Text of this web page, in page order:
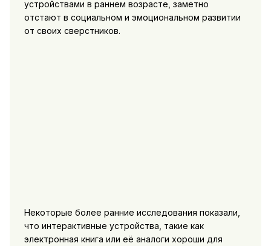
устройствами в раннем возрасте, заметно
отстают в социальном и эмоциональном развитии
от своих сверстников.
Некоторые более ранние исследования показали,
что интерактивные устройства, такие как
электронная книга или её аналоги хороши для